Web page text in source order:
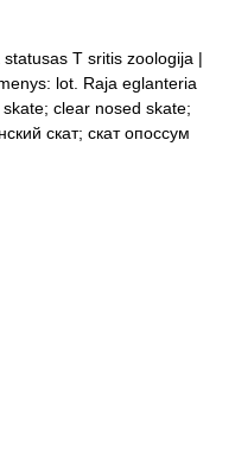
T sritis zoologija |
lot. Raja eglanteria
clear nosed skate;
скат; скат опоссум